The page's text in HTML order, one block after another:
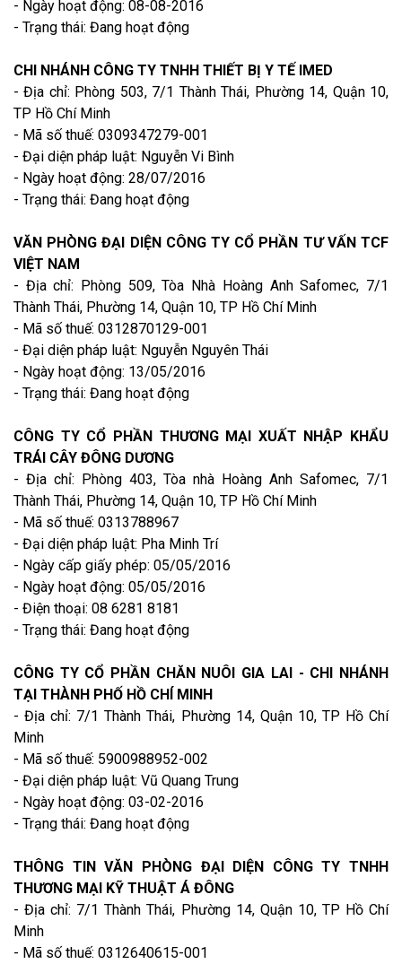
- Ngày hoạt động: 08-08-2016
- Trạng thái: Đang hoạt động
CHI NHÁNH CÔNG TY TNHH THIẾT BỊ Y TẾ IMED
- Địa chỉ: Phòng 503, 7/1 Thành Thái, Phường 14, Quận 10,
TP Hồ Chí Minh
- Mã số thuế: 0309347279-001
- Đại diện pháp luật: Nguyễn Vi Bình
- Ngày hoạt động: 28/07/2016
- Trạng thái: Đang hoạt động
VĂN PHÒNG ĐẠI DIỆN CÔNG TY CỔ PHẦN TƯ VẤN TCF
VIỆT NAM
- Địa chỉ: Phòng 509, Tòa Nhà Hoàng Anh Safomec, 7/1
Thành Thái, Phường 14, Quận 10, TP Hồ Chí Minh
- Mã số thuế: 0312870129-001
- Đại diện pháp luật: Nguyễn Nguyên Thái
- Ngày hoạt động: 13/05/2016
- Trạng thái: Đang hoạt động
CÔNG TY CỔ PHẦN THƯƠNG MẠI XUẤT NHẬP KHẨU
TRÁI CÂY ĐÔNG DƯƠNG
- Địa chỉ: Phòng 403, Tòa nhà Hoàng Anh Safomec, 7/1
Thành Thái, Phường 14, Quận 10, TP Hồ Chí Minh
- Mã số thuế: 0313788967
- Đại diện pháp luật: Pha Minh Trí
- Ngày cấp giấy phép: 05/05/2016
- Ngày hoạt động: 05/05/2016
- Điện thoại: 08 6281 8181
- Trạng thái: Đang hoạt động
CÔNG TY CỔ PHẦN CHĂN NUÔI GIA LAI - CHI NHÁNH
TẠI THÀNH PHỐ HỒ CHÍ MINH
- Địa chỉ: 7/1 Thành Thái, Phường 14, Quận 10, TP Hồ Chí
Minh
- Mã số thuế: 5900988952-002
- Đại diện pháp luật: Vũ Quang Trung
- Ngày hoạt động: 03-02-2016
- Trạng thái: Đang hoạt động
THÔNG TIN VĂN PHÒNG ĐẠI DIỆN CÔNG TY TNHH
THƯƠNG MẠI KỸ THUẬT Á ĐÔNG
- Địa chỉ: 7/1 Thành Thái, Phường 14, Quận 10, TP Hồ Chí
Minh
- Mã số thuế: 0312640615-001